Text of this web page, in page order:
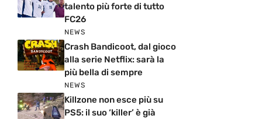
talento più forte di tutto
FC26
NEWS
Crash Bandicoot, dal gioco
alla serie Netflix: sarà la
più bella di sempre
NEWS
Killzone non esce più su
PS5: il suo ‘killer’ è già